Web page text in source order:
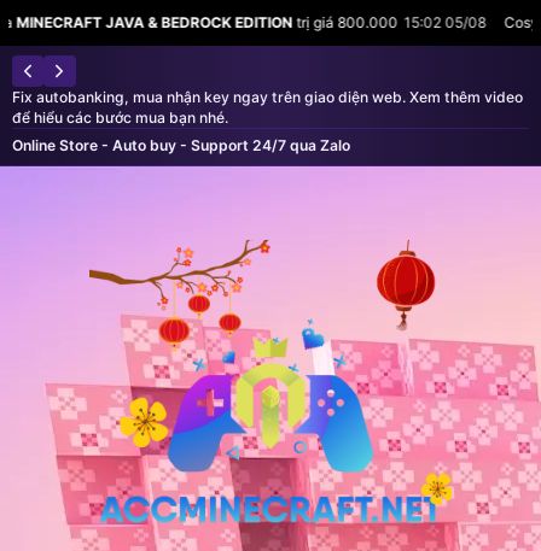
JAVA & BEDROCK EDITIONtrị giá 800.000 15:02 05/08 Cosy vừa mua
Fix autobanking, mua nhận key ngay trên giao diện web. Xem thêm video
để hiểu các bước mua bạn nhé.
Online Store - Auto buy - Support 24/7 qua Zalo